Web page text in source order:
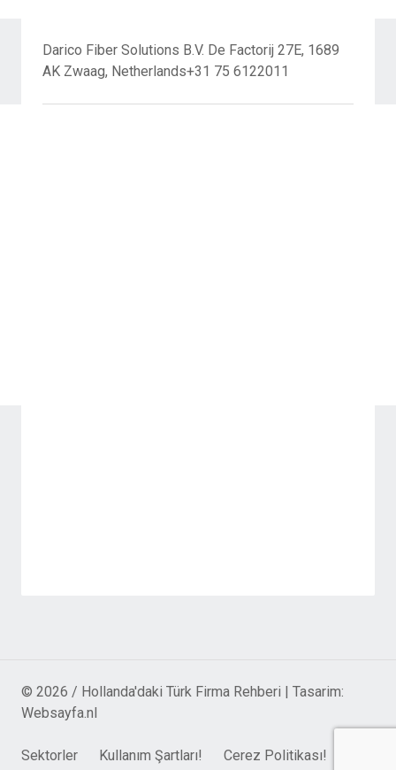
Darico Fiber Solutions B.V. De Factorij 27E, 1689
AK Zwaag, Netherlands+31 75 6122011
© 2026 / Hollanda'daki Türk Firma Rehberi | Tasarim:
Websayfa.nl
Sektorler Kullanım Şartları! Cerez Politikası!